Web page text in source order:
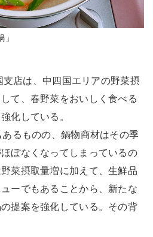
支店は、中四国エリアの野菜摂
て、春野菜をおいしく食べる
化している。
るものの、鍋物商材はその季
ぼなくなってしまっているの
菜摂取量増に加えて、生鮮品
ーでもあることから、新たな
提案を強化している。その背